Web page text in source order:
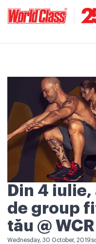
Din 4
de group
tău @
Wednesday, 30 October, 2019